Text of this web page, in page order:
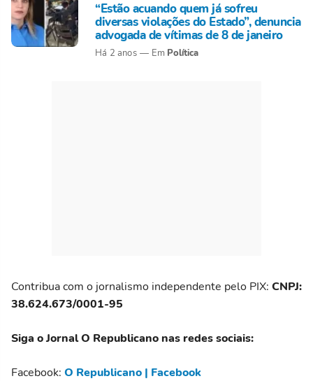
“Estão acuando quem já sofreu
diversas violações do Estado”, denuncia
advogada de vítimas de 8 de janeiro
Há 2 anos Política
Contribua com o jornalismo independente pelo PIX: CNPJ:
38.624.673/0001-95
Siga o Jornal O Republicano nas redes sociais:
Facebook: O Republicano | Facebook